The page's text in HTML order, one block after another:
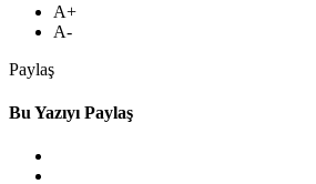
A+
A-
Paylaş
Bu Yazıyı Paylaş